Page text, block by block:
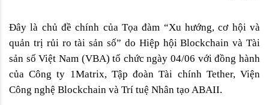
Đây là chủ đề chính của Tọa đàm “Xu hướng, cơ hội và
quản trị rủi ro tài sản số” do Hiệp hội Blockchain và Tài
sản số Việt Nam (VBA) tổ chức ngày 04/06 với đồng hành
của Công ty 1Matrix, Tập đoàn Tài chính Tether, Viện
Công nghệ Blockchain và Trí tuệ Nhân tạo ABAII.